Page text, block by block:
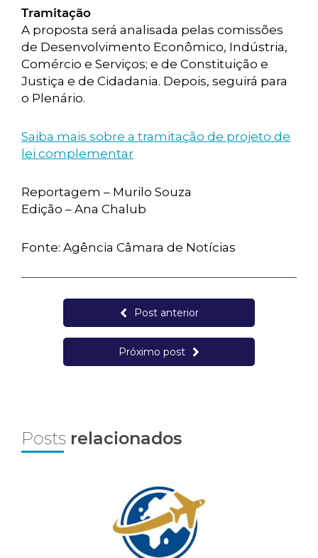
Tramitação
A proposta será analisada pelas comissões
de Desenvolvimento Econômico, Indústria,
Comércio e Serviços; e de Constituição e
Justiça e de Cidadania. Depois, seguirá para
o Plenário.
Saiba mais sobre a tramitação de projeto de
lei complementar
Reportagem – Murilo Souza
Edição – Ana Chalub
Fonte: Agência Câmara de Notícias
Post anterior
Próximo post
Posts relacionados